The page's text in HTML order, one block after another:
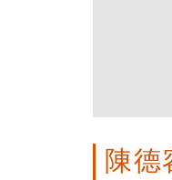
陳德